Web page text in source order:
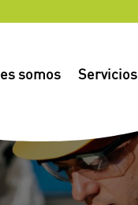
somos Servicios